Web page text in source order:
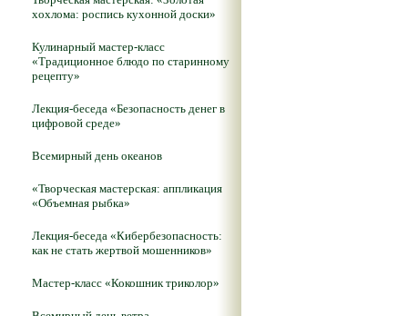
хохлома: роспись кухонной доски»
Кулинарный мастер-класс
«Традиционное блюдо по старинному
рецепту»
Лекция-беседа «Безопасность денег в
цифровой среде»
Всемирный день океанов
«Творческая мастерская: аппликация
«Объемная рыбка»
Лекция-беседа «Кибербезопасность:
как не стать жертвой мошенников»
Мастер-класс «Кокошник триколор»